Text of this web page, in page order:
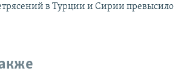
в Турции и Сирии превысило